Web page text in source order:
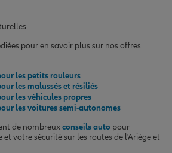
pour en savoir plus sur nos offres
les petits rouleurs
les malussés et résiliés
les véhicules propres
les voitures semi-autonomes
de nombreuxconseils auto pour
votre sécurité sur les routes de l'Ariège et